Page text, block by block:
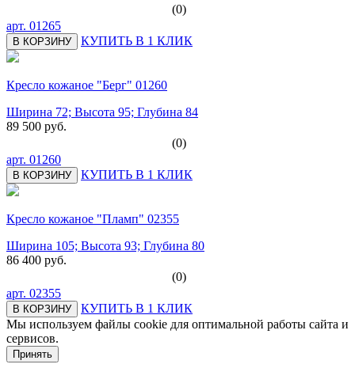
(0)
арт. 01265
В КОРЗИНУ КУПИТЬ В 1 КЛИК
Кресло кожаное "Берг" 01260
Ширина 72; Высота 95; Глубина 84
89 500 руб.
(0)
арт. 01260
В КОРЗИНУ КУПИТЬ В 1 КЛИК
Кресло кожаное "Пламп" 02355
Ширина 105; Высота 93; Глубина 80
86 400 руб.
(0)
арт. 02355
В КОРЗИНУ
КУПИТЬ В 1 КЛИК
Мы используем файлы cookie для оптимальной работы сайта и
сервисов.
Принять